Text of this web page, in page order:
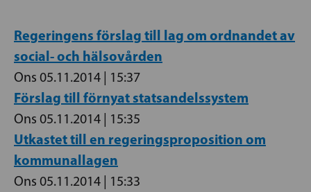
Regeringens förslag till lag om ordnandet av
social- och hälsovården
Ons 05.11.2014 | 15:37
Förslag till förnyat statsandelssystem
Ons 05.11.2014 | 15:35
Utkastet till en regeringsproposition om
kommunallagen
Ons 05.11.2014 | 15:33